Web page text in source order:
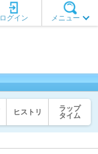
メニュー
ログイン
ヒストリ
ラップ
タイム